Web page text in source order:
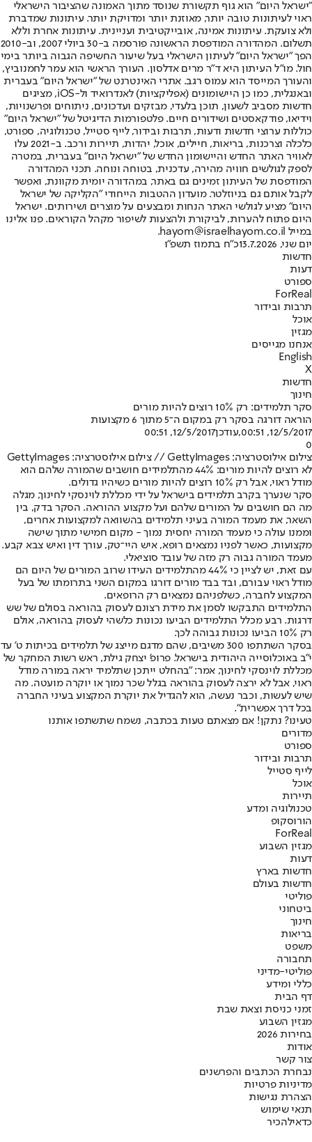
"ישראל היום" הוא גוף תקשורת שנוסד מתוך האמונה שהציבור הישראלי
ראוי לעיתונות טובה יותר, מאוזנת יותר ומדויקת יותר. עיתונות שמדברת
ולא צועקת. עיתונות אמינה, אובייקטיבית ועניינית. עיתונות אחרת וללא
תשלום. המהדורה המודפסת הראשונה פורסמה ב-30 ביולי 2007, וב-2010
הפך "ישראל היום" לעיתון הישראלי בעל שיעור החשיפה הגבוה ביותר בימי
חול. מו"ל העיתון היא ד"ר מרים אדלסון. העורך הראשי הוא עמר לחמנוביץ,
והעורך המייסד הוא עמוס רגב. אתרי האינטרנט של "ישראל היום" בעברית
ובאנגלית, כמו כן היישומונים (אפליקציות) לאנדרואיד ול-iOS, מציגים
חדשות מסביב לשעון, תוכן בלעדי, מבזקים ועדכונים, ניתוחים ופרשנויות,
וידיאו, פודקאסטים ושידורים חיים. פלטפורמות הדיגיטל של "ישראל היום"
כוללות ערוצי חדשות ודעות, תרבות ובידור, לייף סטייל, טכנולוגיה, ספורט,
כלכלה וצרכנות, בריאות, חיילים, אוכל, יהדות, תיירות ורכב. ב-2021 עלו
לאוויר האתר החדש והיישומון החדש של "ישראל היום" בעברית, במטרה
לספק לגולשים חוויה מהירה, עדכנית, בטוחה ונוחה. תכני המהדורה
המודפסת של העיתון זמינים גם באתר, במהדורה יומית מקוונת, ואפשר
לקבל אותם גם בניוזלטר. מועדון ההטבות הייחודי "הקליקה של ישראל
היום" מציע לגולשי האתר הנחות ומבצעים על מוצרים ושירותים. ישראל
היום פתוח להערות, לביקורת ולהצעות לשיפור מקהל הקוראים. פנו אלינו
במייל hayom@israelhayom.co.il.
יום שני, 13.7.2026
כ"ח בתמוז תשפ"ו
חדשות
דעות
ספורט
ForReal
תרבות ובידור
אוכל
מגזין
אנחנו מגייסים
English
X
חדשות
חינוך
סקר תלמידים: רק 10% רוצים להיות מורים
הוראה דורגה בסקר רק במקום ה־5 מתוך 6 מקצועות
12/5/2017, 00:51
,עודכן12/5/2017, 00:51
0
צילום אילוסטרציה: GettyImages // צילום אילוסטרציה: GettyImages
לא רוצים להיות מורים: 44% מהתלמידים חושבים שהמורה שלהם הוא
מודל ראוי, אבל רק 10% רוצים להיות מורים כשיהיו גדולים.
סקר שנערך בקרב תלמידים בישראל על ידי מכללת לוינסקי לחינוך, מגלה
מה הם חושבים על המורים שלהם ועל מקצוע ההוראה. הסקר בדק, בין
השאר, את מעמד המורה בעיני תלמידים בהשוואה למקצועות אחרים,
וממנו עולה כי מעמד המורה יחסית נמוך - מקום חמישי מתוך שישה
מקצועות, כאשר לפניו נמצאים רופא, איש היי־טק, עורך דין ואיש צבא קבע.
מעמד המורה גבוה רק מזה של עובד סוציאלי.
עם זאת, יש לציין כי 44% מהתלמידים העידו שרוב המורים של היום הם
מודל ראוי עבורם, ובד בבד מורים דורגו במקום השני בתרומתו של בעל
המקצוע לחברה, כשלפניהם נמצאים רק הרופאים.
התלמידים התבקשו לסמן את מידת רצונם לעסוק בהוראה בסולם של שש
דרגות. רבע מכלל התלמידים הביעו נכונות כלשהי לעסוק בהוראה, אולם
רק 10% הביעו נכונות גבוהה לכך.
בסקר השתתפו 300 משיבים, שהם מדגם מייצג של תלמידים בכיתות ט' עד
י"ב באוכלוסייה היהודית בישראל. פרופ' יצחק גילת, ראש רשות המחקר של
מכללת לוינסקי לחינוך, אמר: "בהחלט ייתכן שתלמיד יראה במורה מודל
ראוי, אבל לא ירצה לעסוק בהוראה בגלל שכר נמוך או יוקרה מועטה. מה
שיש לעשות, וכבר נעשה, הוא להגדיל את יוקרת המקצוע בעיני החברה
בכל דרך אפשרית".
טעינו? נתקן! אם מצאתם טעות בכתבה, נשמח שתשתפו אותנו
מדורים
ספורט
תרבות ובידור
לייף סטייל
אוכל
תיירות
טכנולוגיה ומדע
הורוסקופ
ForReal
מגזין השבוע
דעות
חדשות בארץ
חדשות בעולם
פוליטי
ביטחוני
חינוך
בריאות
משפט
תחבורה
פוליטי-מדיני
כללי ומידע
דף הבית
זמני כניסת וצאת שבת
מגזין השבוע
בחירות 2026
אודות
צור קשר
נבחרת הכתבים והפרשנים
מדיניות פרטיות
הצהרת נגישות
תנאי שימוש
כדאילהכיר